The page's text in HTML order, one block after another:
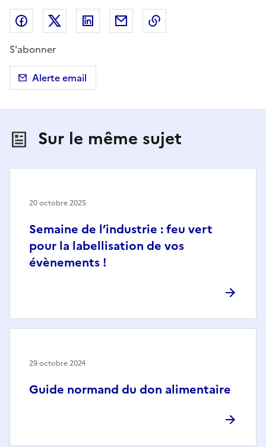
Partager sur Facebook
Partager sur X (anciennement Twitter)
Partager sur LinkedIn
Partager par email
S'abonner
Alerte email
Sur le même sujet
Semaine de l’industrie : feu vert
pour la labellisation de vos
évènements !
20 octobre 2025
Guide normand du don alimentaire
29 octobre 2024